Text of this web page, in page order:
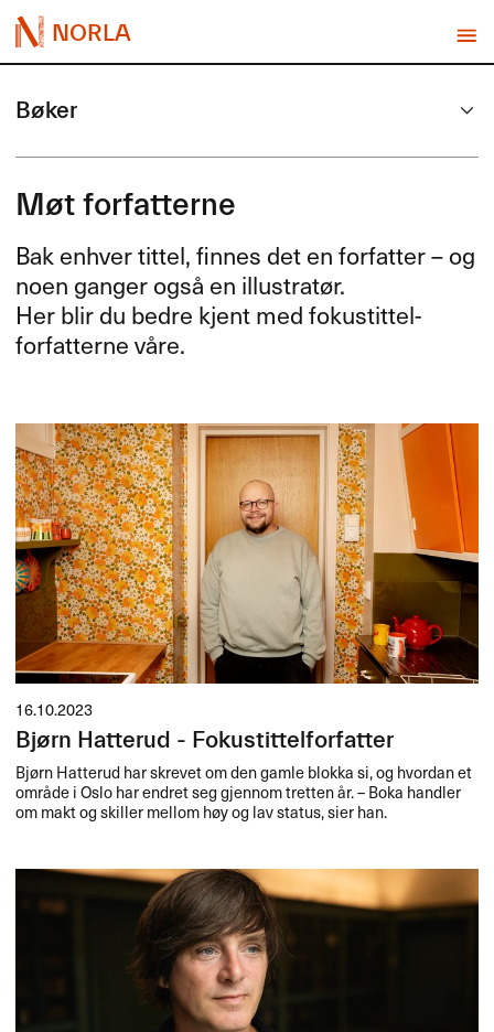
NORLA
Bøker
Møt forfatterne
Bak enhver tittel, finnes det en forfatter – og
noen ganger også en illustratør.
Her blir du bedre kjent med fokustittel-
forfatterne våre.
16.10.2023
Bjørn Hatterud - Fokustittelforfatter
Bjørn Hatterud har skrevet om den gamle blokka si, og hvordan et
område i Oslo har endret seg gjennom tretten år. – Boka handler
om makt og skiller mellom høy og lav status, sier han.